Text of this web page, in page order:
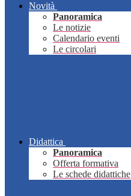
Novità
Panoramica
Le notizie
Calendario eventi
Le circolari
Didattica
Panoramica
Offerta formativa
Le schede didattiche